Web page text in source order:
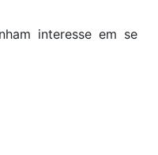
interesse em se